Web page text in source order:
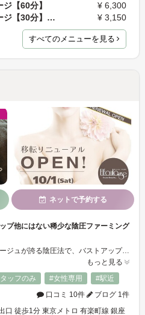
【60分】
¥ 6,300
「高興造形かっさ」マッサージ【30分】（背面下半身o…
¥ 3,150
すべてのメニューを見る
ネットで予約する
プ他にはない稀少な陰圧ファーミング
世界が認める特許技術！エルフラージュが誇る陰圧法で、バストアップ・ヒップアップの形を整えトップの位置をアップ！速攻でボリュームアップを実感、人気が今話題に！日本エステティック協会の資格をもつベテランスタッフがアナタのバスト・ヒップを徹底サポート。何をやっても結果が出ないという方必見！
もっと見る
ッフのみ #女性専用
#駅近
口コミ 10件
ブログ 1件
口 徒歩1分 東京メトロ 有楽町線 銀座